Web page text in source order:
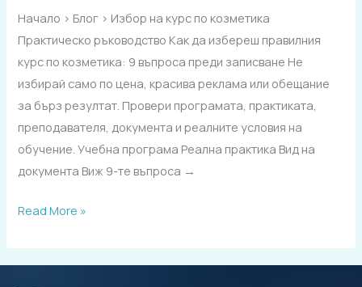
Начало › Блог › Избор на курс по козметика
Практическо ръководство Как да избереш правилния
курс по козметика: 9 въпроса преди записване Не
избирай само по цена, красива реклама или обещание
за бърз резултат. Провери програмата, практиката,
преподавателя, документа и реалните условия на
обучение. Учебна програма Реална практика Вид на
документа Виж 9-те въпроса →
по
козметика:
9
въпроса
преди
записване
Read More »